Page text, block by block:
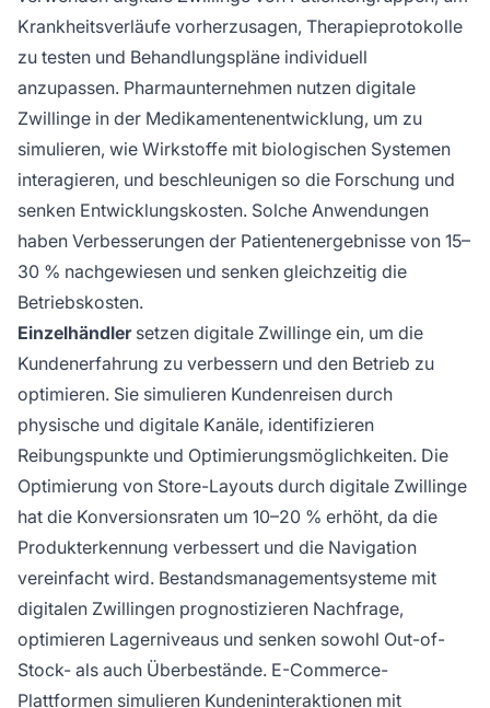
Krankheitsverläufe vorherzusagen, Therapieprotokolle
zu testen und Behandlungspläne individuell
anzupassen. Pharmaunternehmen nutzen digitale
Zwillinge in der Medikamentenentwicklung, um zu
simulieren, wie Wirkstoffe mit biologischen Systemen
interagieren, und beschleunigen so die Forschung und
senken Entwicklungskosten. Solche Anwendungen
haben Verbesserungen der Patientenergebnisse von 15–
30 % nachgewiesen und senken gleichzeitig die
Betriebskosten.
Einzelhändlersetzen digitale Zwillinge ein, um die
Kundenerfahrung zu verbessern und den Betrieb zu
optimieren. Sie simulieren Kundenreisen durch
physische und digitale Kanäle, identifizieren
Reibungspunkte und Optimierungsmöglichkeiten. Die
Optimierung von Store-Layouts durch digitale Zwillinge
hat die Konversionsraten um 10–20 % erhöht, da die
Produkterkennung verbessert und die Navigation
vereinfacht wird. Bestandsmanagementsysteme mit
digitalen Zwillingen prognostizieren Nachfrage,
optimieren Lagerniveaus und senken sowohl Out-of-
Stock- als auch Überbestände. E-Commerce-
Plattformen simulieren Kundeninteraktionen mit